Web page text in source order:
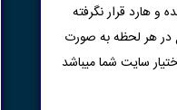
و هارد قرار نگرفته
در هر لحظه به صورت
سایت شما میباشد